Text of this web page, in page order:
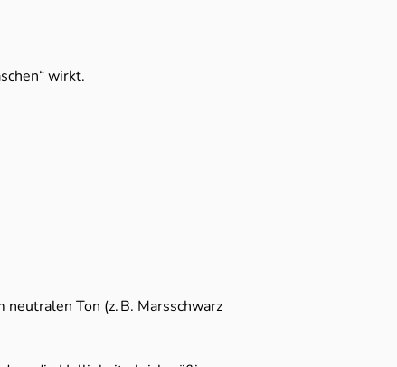
wirkt.
neutralen Ton (z. B. Marsschwarz